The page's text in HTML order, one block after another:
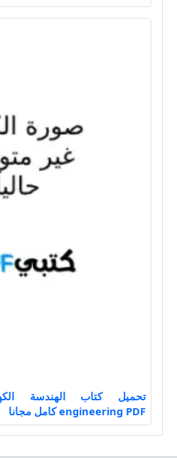
engineering PDF كامل مجانا